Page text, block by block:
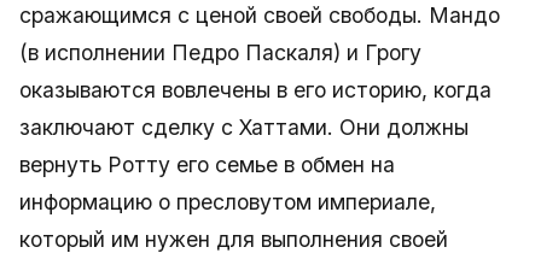
сражающимся с ценой своей свободы. Мандо
(в исполнении Педро Паскаля) и Грогу
оказываются вовлечены в его историю, когда
заключают сделку с Хаттами. Они должны
вернуть Ротту его семье в обмен на
информацию о пресловутом империале,
который им нужен для выполнения своей